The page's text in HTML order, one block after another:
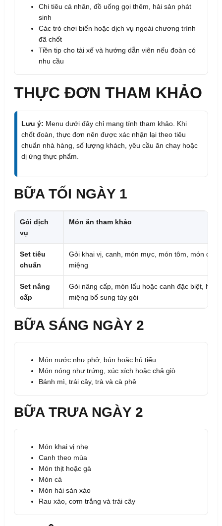
Chi tiêu cá nhân, đồ uống gọi thêm, hải sản phát
sinh
Các trò chơi biển hoặc dịch vụ ngoài chương trình
đã chốt
Tiền tip cho tài xế và hướng dẫn viên nếu đoàn có
nhu cầu
THỰC ĐƠN THAM KHẢO
Lưu ý: Menu dưới đây chỉ mang tính tham khảo. Khi
chốt đoàn, thực đơn nên được xác nhận lại theo tiêu
chuẩn nhà hàng, số lượng khách, yêu cầu ăn chay hoặc
dị ứng thực phẩm.
BỮA TỐI NGÀY 1
Gói dịch
vụ
Món ăn tham khảo
Set tiêu
chuẩn
Gỏi khai vị, canh, món mực, món tôm, món cá,
miệng
Set nâng
cấp
Gỏi nâng cấp, món lẩu hoặc canh đặc biệt, hải
miệng bổ sung tùy gói
BỮA SÁNG NGÀY 2
Món nước như phở, bún hoặc hủ tiếu
Món nóng như trứng, xúc xích hoặc chả giò
Bánh mì, trái cây, trà và cà phê
BỮA TRƯA NGÀY 2
Món khai vị nhẹ
Canh theo mùa
Món thịt hoặc gà
Món cá
Món hải sản xào
Rau xào, cơm trắng và trái cây